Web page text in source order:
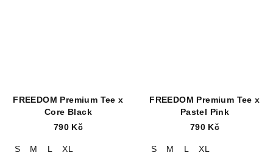
FREEDOM Premium Tee x
Core Black
790 Kč
S M L
XL
FREEDOM Premium Tee x
Pastel Pink
790 Kč
S M L
XL